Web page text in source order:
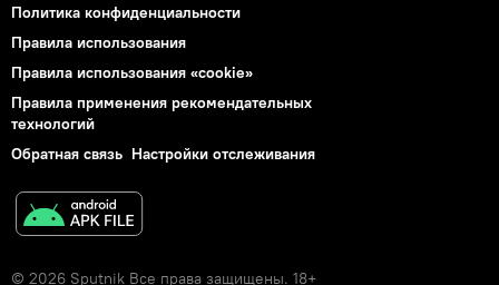
Политика конфиденциальности
Правила использования
Правила использования «cookie»
Правила применения рекомендательных
технологий
Обратная связь Настройки отслеживания
© 2026 Sputnik Все права защищены. 18+